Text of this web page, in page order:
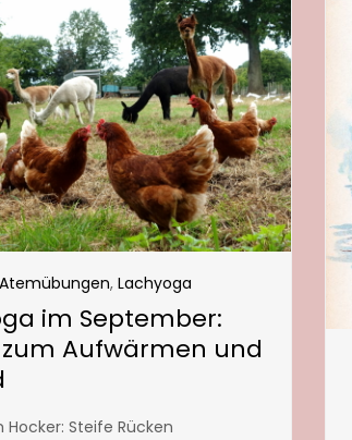
Atemübungen, Lachyoga
im September:
zum Aufwärmen und
Hocker: Steife Rücken